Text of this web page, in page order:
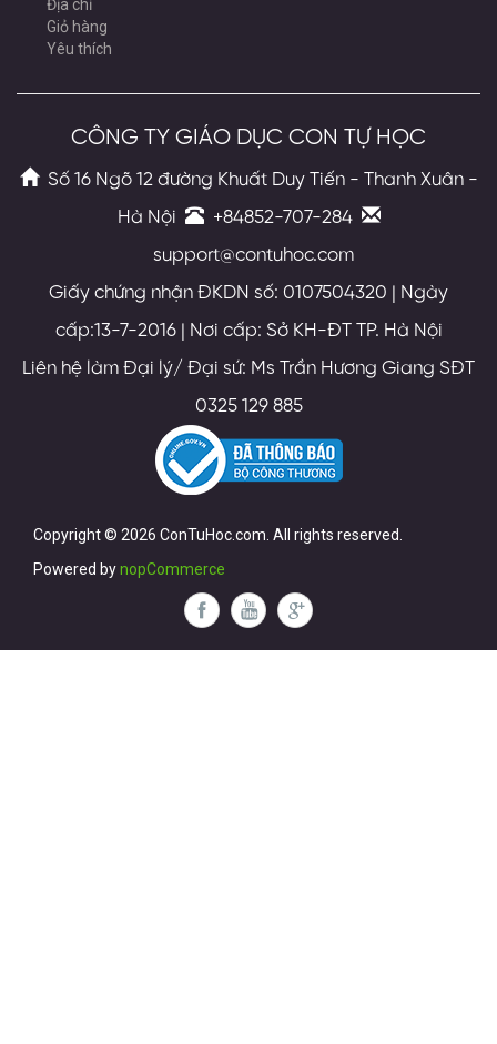
Địa chỉ
Giỏ hàng
Yêu thích
CÔNG TY GIÁO DỤC CON TỰ HỌC
Số 16 Ngõ 12 đường Khuất Duy Tiến - Thanh Xuân -
Hà Nội
+84852-707-284
support@contuhoc.com
Giấy chứng nhận ĐKDN số: 0107504320 | Ngày
cấp:13-7-2016 | Nơi cấp: Sở KH-ĐT TP. Hà Nội
Liên hệ làm Đại lý/ Đại sứ: Ms Trần Hương Giang SĐT
0325 129 885
Copyright © 2026 ConTuHoc.com. All rights reserved.
Powered bynopCommerce